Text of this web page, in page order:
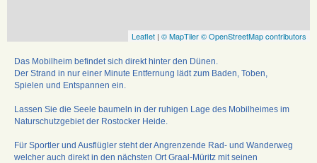
Leaflet | © MapTiler© OpenStreetMap contributors
Das Mobilheim befindet sich direkt hinter den Dünen.
Der Strand in nur einer Minute Entfernung lädt zum Baden, Toben,
Spielen und Entspannen ein.
Lassen Sie die Seele baumeln in der ruhigen Lage des Mobilheimes im
Naturschutzgebiet der Rostocker Heide.
Für Sportler und Ausflügler steht der Angrenzende Rad- und Wanderweg
welcher auch direkt in den nächsten Ort Graal-Müritz mit seinen